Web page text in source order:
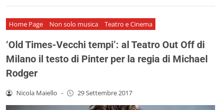
Home Page Non solo musica Teatro e Cinema
‘Old Times-Vecchi tempi’: al Teatro Out Off di
Milano il testo di Pinter per la regia di Michael
Rodger
Nicola Maiello - 29 Settembre 2017